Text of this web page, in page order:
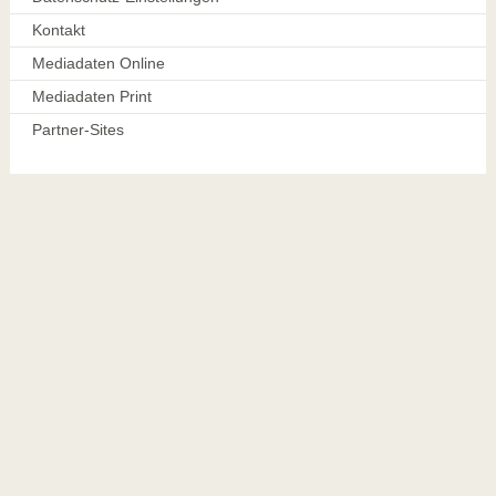
Kontakt
Mediadaten Online
Mediadaten Print
Partner-Sites